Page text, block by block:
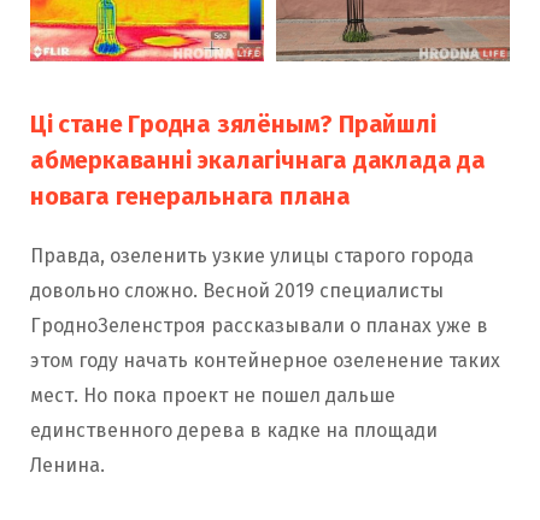
Ці стане Гродна зялёным? Прайшлі
абмеркаванні экалагічнага даклада да
новага генеральнага плана
Правда, озеленить узкие улицы старого города
довольно сложно. Весной 2019 специалисты
ГродноЗеленстроя рассказывали о планах уже в
этом году начать контейнерное озеленение таких
мест. Но пока проект не пошел дальше
единственного дерева в кадке на площади
Ленина.